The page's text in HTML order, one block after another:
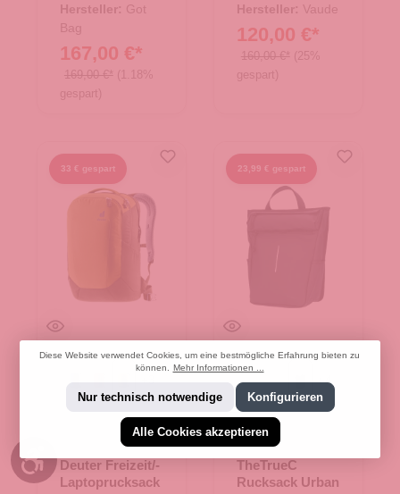
Hersteller: Got
Bag
167,00 €*
169,00 €* (1.18%
gespart)
Hersteller: Vaude
120,00 €*
160,00 €* (25%
gespart)
33 € gespart
Deuter Freizeit/-
Laptoprucksack
23,99 € gespart
schwarz
+4
TheTrueC
Rucksack Urban
Diese Website verwendet Cookies, um eine bestmögliche Erfahrung bieten zu
können. Mehr Informationen ...
Nur technisch notwendige Konfigurieren
Alle Cookies akzeptieren